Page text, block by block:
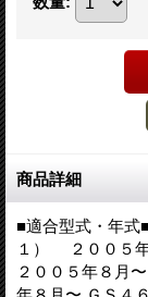
商品詳細
■適合型式・年
１） ２００５年
２００５年８月